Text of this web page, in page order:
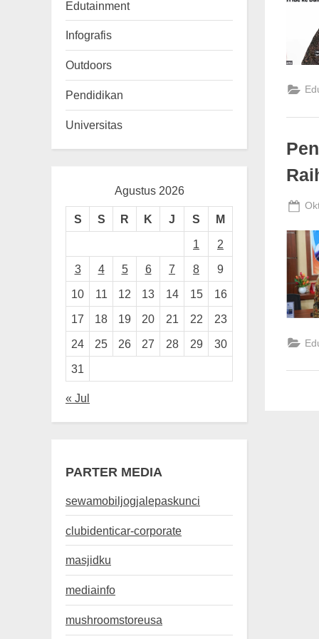
g
Edutainment
Infografis
Outdoors
Pendidikan
Universitas
Agustus 2026
S S R K J S
M
1
2
3
4 5 6 7 8
9
10
11 12 13 14 15
16
17
18 19 20 21 22
23
24
25 26 27 28 29
30
31
« Jul
PARTER MEDIA
sewamobiljogjalepaskunci
clubidenticar-corporate
masjidku
mediainfo
mushroomstoreusa